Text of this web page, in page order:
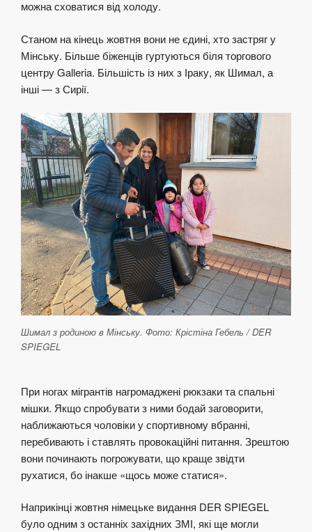
можна сховатися від холоду.
Станом на кінець жовтня вони не єдині, хто застряг у
Мінську. Більше біженців гуртуються біля торгового
центру Galleria. Більшість із них з Іраку, як Шимал, а
інші — з Сирії.
Шимал з родиною в Мінську. Фото: Крістіна Гебель / DER
SPIEGEL
При ногах мігрантів нагромаджені рюкзаки та спальні
мішки. Якщо спробувати з ними бодай заговорити,
наближаються чоловіки у спортивному вбранні,
перебивають і ставлять провокаційні питання. Зрештою
вони починають погрожувати, що краще звідти
рухатися, бо інакше «щось може статися».
Наприкінці жовтня німецьке видання DER SPIEGEL
було одним з останніх західних ЗМІ, які ще могли